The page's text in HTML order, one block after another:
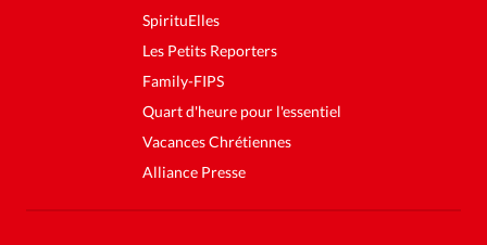
SpirituElles
Les Petits Reporters
Family-FIPS
Quart d'heure pour l'essentiel
Vacances Chrétiennes
Alliance Presse